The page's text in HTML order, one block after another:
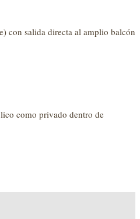
con salida directa al amplio balcón
como privado dentro de